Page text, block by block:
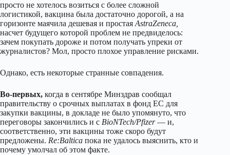
просто не хотелось возиться с более сложной
логистикой, вакцина была достаточно дорогой, а на
горизонте маячила дешевая и простая AstraZeneca,
насчет будущего которой проблем не предвиделось:
зачем покупать дороже и потом получать упреки от
журналистов? Мол, просто плохое управление рисками.
Однако, есть некоторые странные совпадения.
Во-первых, когда в сентябре Минздрав сообщал
правительству о срочных выплатах в фонд ЕС для
закупки вакцины, в докладе не было упомянуто, что
переговоры закончились и с BioNTech/Pfizer— и,
соответственно, эти вакцины тоже скоро будут
предложены. Re:Baltica пока не удалось выяснить, кто и
почему умолчал об этом факте.